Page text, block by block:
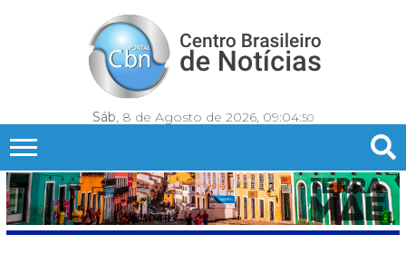
Sáb, 8 de Agosto de 2026, 09:04:53